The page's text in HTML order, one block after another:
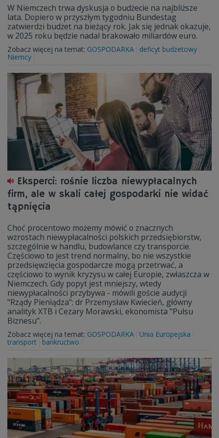
W Niemczech trwa dyskusja o budżecie na najbliższe
lata. Dopiero w przyszłym tygodniu Bundestag
zatwierdzi budżet na bieżący rok. Jak się jednak okazuje,
w 2025 roku będzie nadal brakowało miliardów euro.
Zobacz więcej na temat: GOSPODARKA
deficyt budżetowy
Niemcy
Eksperci: rośnie liczba niewypłacalnych
firm, ale w skali całej gospodarki nie widać
tąpnięcia
Choć procentowo możemy mówić o znacznych
wzrostach niewypłacalności polskich przedsiębiorstw,
szczególnie w handlu, budowlance czy transporcie.
Częściowo to jest trend normalny, bo nie wszystkie
przedsięwzięcia gospodarcze mogą przetrwać, a
częściowo to wynik kryzysu w całej Europie, zwłaszcza w
Niemczech. Gdy popyt jest mniejszy, wtedy
niewypłacalności przybywa - mówili goście audycji
"Rządy Pieniądza": dr Przemysław Kwiecień, główny
analityk XTB i Cezary Morawski, ekonomista "Pulsu
Biznesu".
Zobacz więcej na temat: GOSPODARKA
Unia Europejska
transport
bankructwo